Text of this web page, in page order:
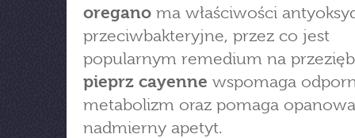
oregano ma właściwości
przeciwbakteryjne, przez co jest
popularnym remedium na
pieprz cayenne wspomaga
metabolizm oraz pomaga
nadmierny apetyt.